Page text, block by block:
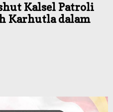
Kalsel Patroli
Karhutla dalam
Total Hadiah